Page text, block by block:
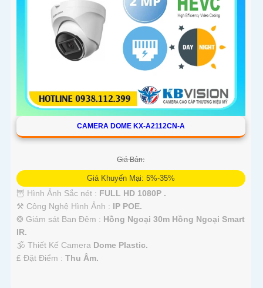
CAMERA DOME KX-A2112CN-A
Giá Bán:
Giá Khuyến Mại: 5%-35%
🦉 Hình Ảnh Sắc nét : FULL HD 1080P .
⚒ Công Nghệ Hình Ảnh : IP POE.
❂ Giám sát Ban Đêm : Hồng Ngoại 30m Hồng Ngoại Smart
IR.
🕉️ Thiết Kế Camera Dome Plastic.
️₤ Đặt Điểm : Thu Âm.